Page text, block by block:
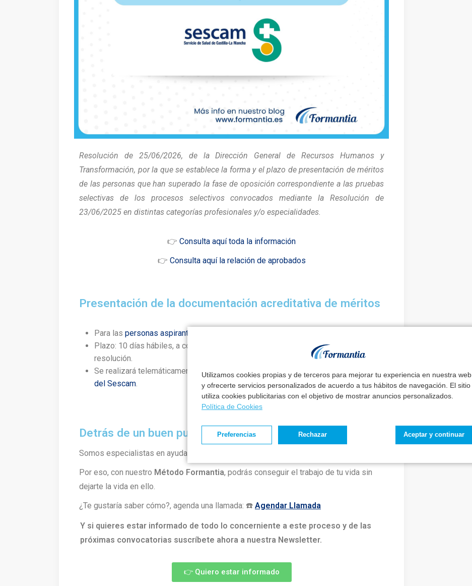
Utilizamos cookies propias y de terceros para mejorar tu experiencia en nuestra web
y ofrecerte servicios personalizados de acuerdo a tus hábitos de navegación. El sitio
utiliza cookies publicitarias con el objetivo de mostrar anuncios personalizados.
Política de Cookies
Aceptar y continuar
Rechazar
Preferencias
Resolución de 25/06/2026, de la Dirección General de Recursos Humanos y
Transformación, por la que se establece la forma y el plazo de presentación de méritos
de las personas que han superado la fase de oposición correspondiente a las pruebas
selectivas de los procesos selectivos convocados mediante la Resolución de
23/06/2025 en distintas categorías profesionales y/o especialidades.
👉 Consulta aquí toda la información
👉 Consulta aquí la relación de aprobados
Presentación de la documentación acreditativa de méritos
Para las personas aspirantes que han superado la fase de oposición
Plazo: 10 días hábiles, a contar desde el día siguiente al de la publicación de esta
resolución.
Se realizará telemáticamente, mediante plataforma electrónica, en la
página web
del Sescam.
Detrás de un buen puesto hay un buen método
Somos especialistas en ayudarte a conseguir tus metas
Por eso, con nuestro Método Formantia, podrás conseguir el trabajo de tu vida sin
dejarte la vida en ello.
¿Te gustaría saber cómo?, agenda una llamada: ☎️ Agendar Llamada
Y si quieres estar informado de todo lo concerniente a este proceso y de las
próximas convocatorias suscríbete ahora a nuestra Newsletter.
👉 Quiero estar informado